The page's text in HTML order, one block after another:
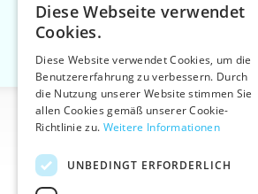
Informationen
Home
CZECH
Diese Webseite verwendet
Cookies.
Diese Website verwendet Cookies, um die
Benutzererfahrung zu verbessern. Durch
die Nutzung unserer Website stimmen Sie
allen Cookies gemäß unserer Cookie-
Richtlinie zu. Weitere Informationen
UNBEDINGT ERFORDERLICH